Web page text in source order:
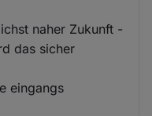
naher Zukunft -
das sicher
eingangs